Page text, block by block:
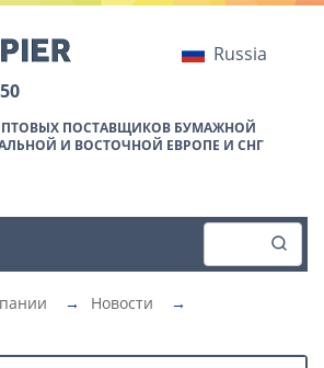
Russia
ПОСТАВЩИКОВ БУМАЖНОЙ
И ВОСТОЧНОЙ ЕВРОПЕ И СНГ
→ Новости
→